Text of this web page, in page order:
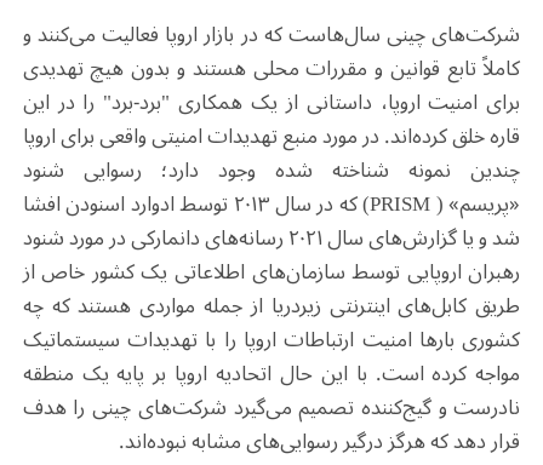
شرکت‌های چینی سال‌هاست که در بازار اروپا فعالیت می‌کنند و
کاملاً تابع قوانین و مقررات محلی هستند و بدون هیچ تهدیدی
برای امنیت اروپا، داستانی از یک همکاری "برد-برد" را در این
قاره خلق کرده‌اند. در مورد منبع تهدیدات امنیتی واقعی برای اروپا
چندین نمونه شناخته شده وجود دارد؛ رسوایی شنود
«پریسم»(
PRISM
) که در سال ۲۰۱۳ توسط ادوارد اسنودن افشا
شد و یا گزارش‌های سال ۲۰۲۱ رسانه‌های دانمارکی در مورد شنود
رهبران اروپایی توسط سازمان‌های اطلاعاتی یک کشور خاص از
طریق کابل‌های اینترنتی زیردریا از جمله مواردی هستند که چه
کشوری بارها امنیت ارتباطات اروپا را با تهدیدات سیستماتیک
مواجه کرده است. با این حال اتحادیه اروپا بر پایه یک منطقه
نادرست و گیج‌کننده تصمیم می‌گیرد شرکت‌های چینی را هدف
قرار دهد که هرگز درگیر رسوایی‌های مشابه نبوده‌اند.